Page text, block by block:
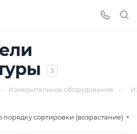
3
Измерительное оборудование —
порядку сортировки (возрастание)